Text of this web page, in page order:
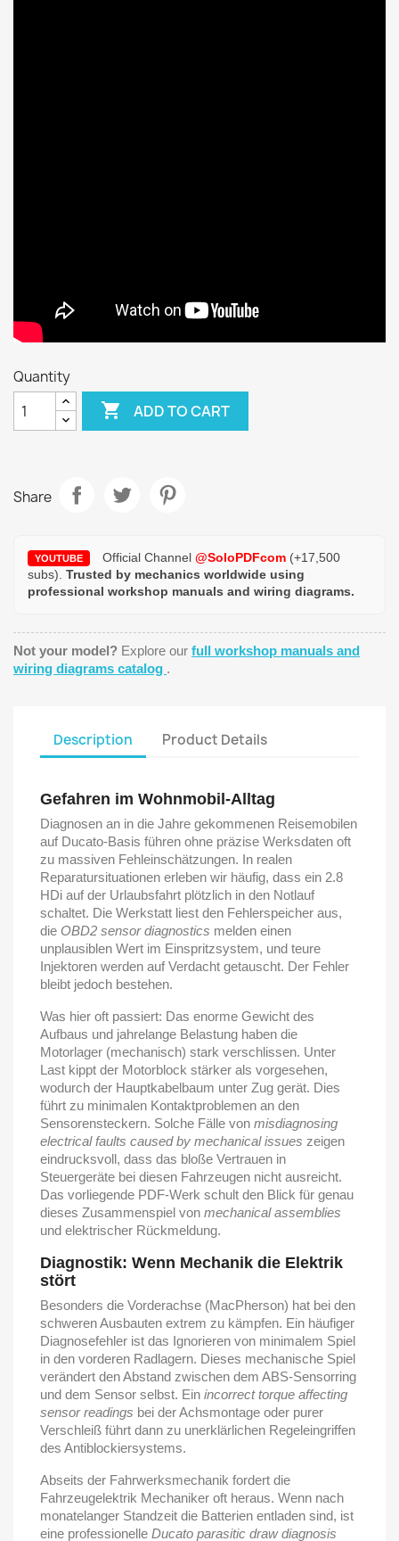
Quantity
 ADD TO CART
Share
YOUTUBE Official Channel @SoloPDFcom (+17,500
subs). Trusted by mechanics worldwide using
professional workshop manuals and wiring diagrams.
Not your model? Explore our full workshop manuals and
wiring diagrams catalog .
Description Product Details
Gefahren im Wohnmobil-Alltag
Diagnosen an in die Jahre gekommenen Reisemobilen
auf Ducato-Basis führen ohne präzise Werksdaten oft
zu massiven Fehleinschätzungen. In realen
Reparatursituationen erleben wir häufig, dass ein 2.8
HDi auf der Urlaubsfahrt plötzlich in den Notlauf
schaltet. Die Werkstatt liest den Fehlerspeicher aus,
die OBD2 sensor diagnostics melden einen
unplausiblen Wert im Einspritzsystem, und teure
Injektoren werden auf Verdacht getauscht. Der Fehler
bleibt jedoch bestehen.
Was hier oft passiert: Das enorme Gewicht des
Aufbaus und jahrelange Belastung haben die
Motorlager (mechanisch) stark verschlissen. Unter
Last kippt der Motorblock stärker als vorgesehen,
wodurch der Hauptkabelbaum unter Zug gerät. Dies
führt zu minimalen Kontaktproblemen an den
Sensorensteckern. Solche Fälle von misdiagnosing
electrical faults caused by mechanical issues zeigen
eindrucksvoll, dass das bloße Vertrauen in
Steuergeräte bei diesen Fahrzeugen nicht ausreicht.
Das vorliegende PDF-Werk schult den Blick für genau
dieses Zusammenspiel von mechanical assemblies
und elektrischer Rückmeldung.
Diagnostik: Wenn Mechanik die Elektrik
stört
Besonders die Vorderachse (MacPherson) hat bei den
schweren Ausbauten extrem zu kämpfen. Ein häufiger
Diagnosefehler ist das Ignorieren von minimalem Spiel
in den vorderen Radlagern. Dieses mechanische Spiel
verändert den Abstand zwischen dem ABS-Sensorring
und dem Sensor selbst. Ein incorrect torque affecting
sensor readings bei der Achsmontage oder purer
Verschleiß führt dann zu unerklärlichen Regeleingriffen
des Antiblockiersystems.
Abseits der Fahrwerksmechanik fordert die
Fahrzeugelektrik Mechaniker oft heraus. Wenn nach
monatelanger Standzeit die Batterien entladen sind, ist
eine professionelle Ducato parasitic draw diagnosis